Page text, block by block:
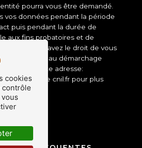
pourra vous être demandé.
vos données pendant la période
puis pendant la durée de
aux fins probatoires et de
Vous avez le droit de vous
d'opposition au démarchage
à cette adresse:
le site cnil.fr pour plus
vos droits.
cookies
contrôle